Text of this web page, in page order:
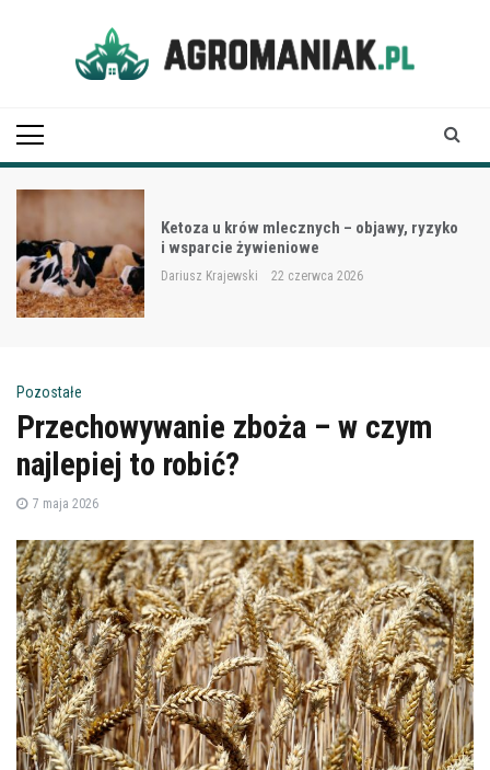
Ketoza u krów mlecznych – objawy, ryzyko
i wsparcie żywieniowe
Dariusz Krajewski 22 czerwca 2026
Pozostałe
Przechowywanie zboża – w czym
najlepiej to robić?
7 maja 2026